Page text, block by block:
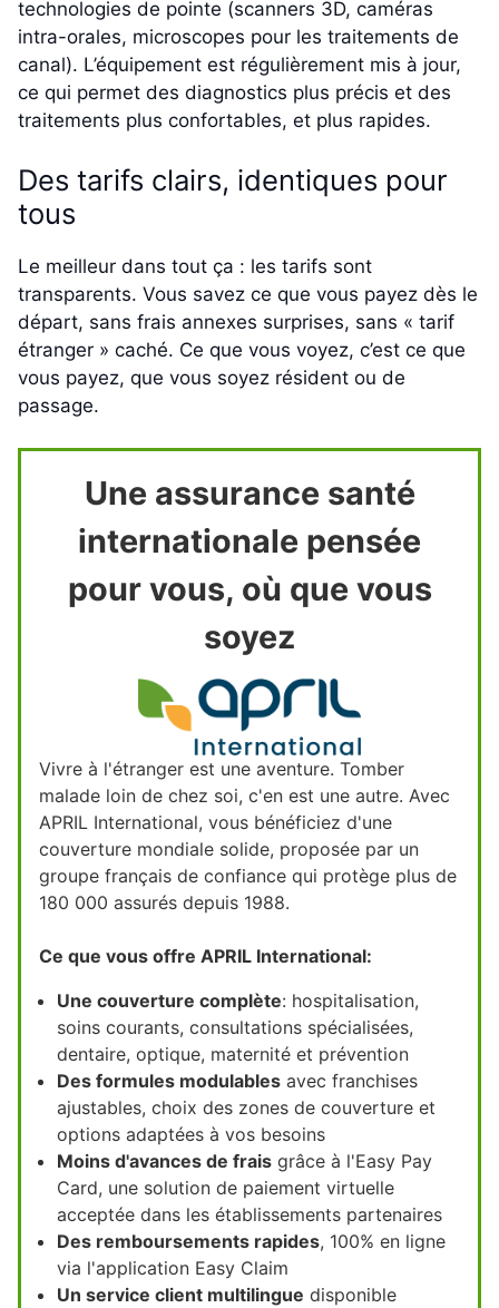
technologies de pointe (scanners 3D, caméras
intra-orales, microscopes pour les traitements de
canal). L’équipement est régulièrement mis à jour,
ce qui permet des diagnostics plus précis et des
traitements plus confortables, et plus rapides.
Des tarifs clairs, identiques pour
tous
Le meilleur dans tout ça : les tarifs sont
transparents. Vous savez ce que vous payez dès le
départ, sans frais annexes surprises, sans « tarif
étranger » caché. Ce que vous voyez, c’est ce que
vous payez, que vous soyez résident ou de
passage.
Une assurance santé
internationale pensée
pour vous, où que vous
soyez
Vivre à l'étranger est une aventure. Tomber
malade loin de chez soi, c'en est une autre. Avec
APRIL International, vous bénéficiez d'une
couverture mondiale solide, proposée par un
groupe français de confiance qui protège plus de
180 000 assurés depuis 1988.
Ce que vous offre APRIL International:
Une couverture complète: hospitalisation,
soins courants, consultations spécialisées,
dentaire, optique, maternité et prévention
Des formules modulables avec franchises
ajustables, choix des zones de couverture et
options adaptées à vos besoins
Moins d'avances de frais grâce à l'Easy Pay
Card, une solution de paiement virtuelle
acceptée dans les établissements partenaires
Des remboursements rapides, 100% en ligne
via l'application Easy Claim
Un service client multilingue disponible